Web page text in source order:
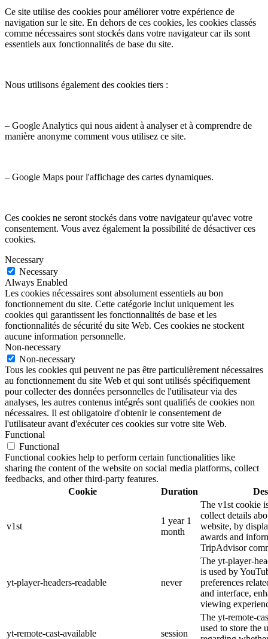
Ce site utilise des cookies pour améliorer votre expérience de
navigation sur le site. En dehors de ces cookies, les cookies classés
comme nécessaires sont stockés dans votre navigateur car ils sont
essentiels aux fonctionnalités de base du site.
Nous utilisons également des cookies tiers :
– Google Analytics qui nous aident à analyser et à comprendre de
manière anonyme comment vous utilisez ce site.
– Google Maps pour l'affichage des cartes dynamiques.
Ces cookies ne seront stockés dans votre navigateur qu'avec votre
consentement. Vous avez également la possibilité de désactiver ces
cookies.
Necessary
Necessary
Always Enabled
Les cookies nécessaires sont absolument essentiels au bon
fonctionnement du site. Cette catégorie inclut uniquement les
cookies qui garantissent les fonctionnalités de base et les
fonctionnalités de sécurité du site Web. Ces cookies ne stockent
aucune information personnelle.
Non-necessary
Non-necessary
Tous les cookies qui peuvent ne pas être particulièrement nécessaires
au fonctionnement du site Web et qui sont utilisés spécifiquement
pour collecter des données personnelles de l'utilisateur via des
analyses, les autres contenus intégrés sont qualifiés de cookies non
nécessaires. Il est obligatoire d'obtenir le consentement de
l'utilisateur avant d'exécuter ces cookies sur votre site Web.
Functional
Functional
Functional cookies help to perform certain functionalities like
sharing the content of the website on social media platforms, collect
feedbacks, and other third-party features.
Cookie
Duration
v1st
1 year 1
month
The v1st cookie
collect details
website, by
awards and
TripAdvisor
yt-player-headers-readable never
The yt-player-
is used by
preferences
and interface,
viewing
yt-remote-cast-available session
The yt-remote-
used to store the